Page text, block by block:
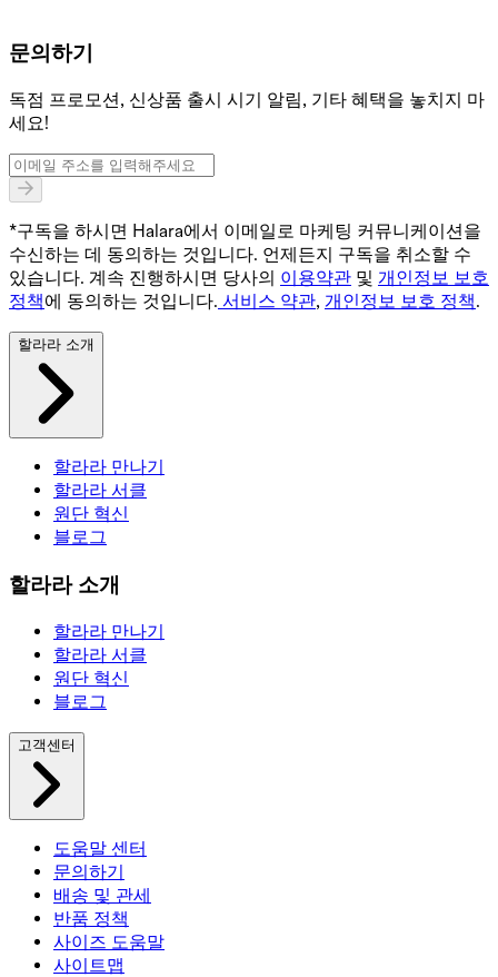
문의하기
독점 프로모션, 신상품 출시 시기 알림, 기타 혜택을 놓치지 마
세요!
*구독을 하시면 Halara에서 이메일로 마케팅 커뮤니케이션을
수신하는 데 동의하는 것입니다. 언제든지 구독을 취소할 수
있습니다. 계속 진행하시면 당사의 이용약관 및 개인정보 보호
정책에 동의하는 것입니다. 서비스 약관, 개인정보 보호 정책.
할라라 소개
할라라 만나기
할라라 서클
원단 혁신
블로그
할라라 소개
할라라 만나기
할라라 서클
원단 혁신
블로그
고객센터
도움말 센터
문의하기
배송 및 관세
반품 정책
사이즈 도움말
사이트맵